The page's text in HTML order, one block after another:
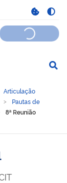
Articulação
Pautas de
8ª Reunião